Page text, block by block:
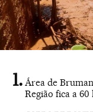
Área de
Região fica a